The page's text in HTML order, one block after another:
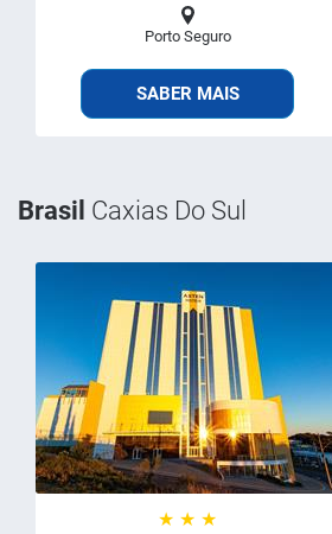
Porto Seguro
SABER MAIS
Brasil Caxias Do Sul
★ ★ ★